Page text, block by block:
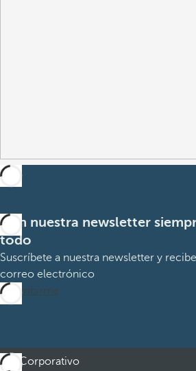
Con nuestra newsletter
todo
Suscríbete a nuestra newsletter y
correo electrónico
Suscribirme
Corporativo